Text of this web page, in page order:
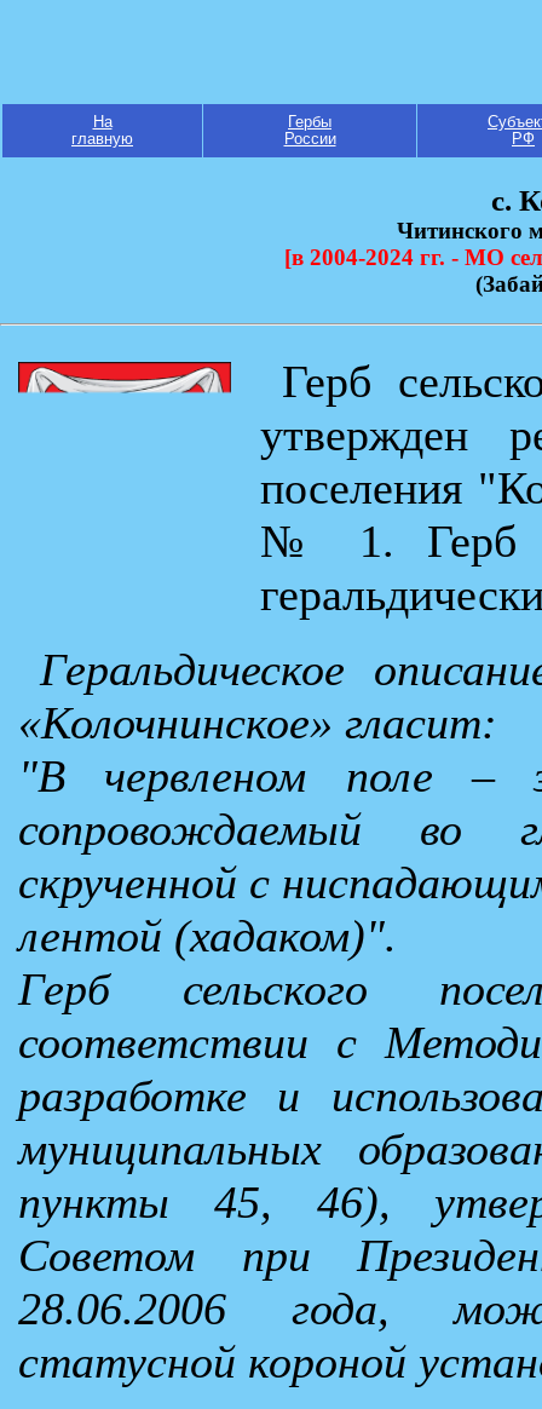
На
главную
Гербы
России
РФ
с.
Читинского
[в 2004-2024 гг. - МО
Герб
утвержден
поселения
№ 1. Герб
Геральдическое
«Колочнинское» гласит:
"В червленом поле –
сопровождаемый во
скрученной с
лентой (хадаком)".
Герб сельского
соответствии с
разработке и
муниципальных
пункты 45, 46),
Советом при
28.06.2006 года,
статусной короной